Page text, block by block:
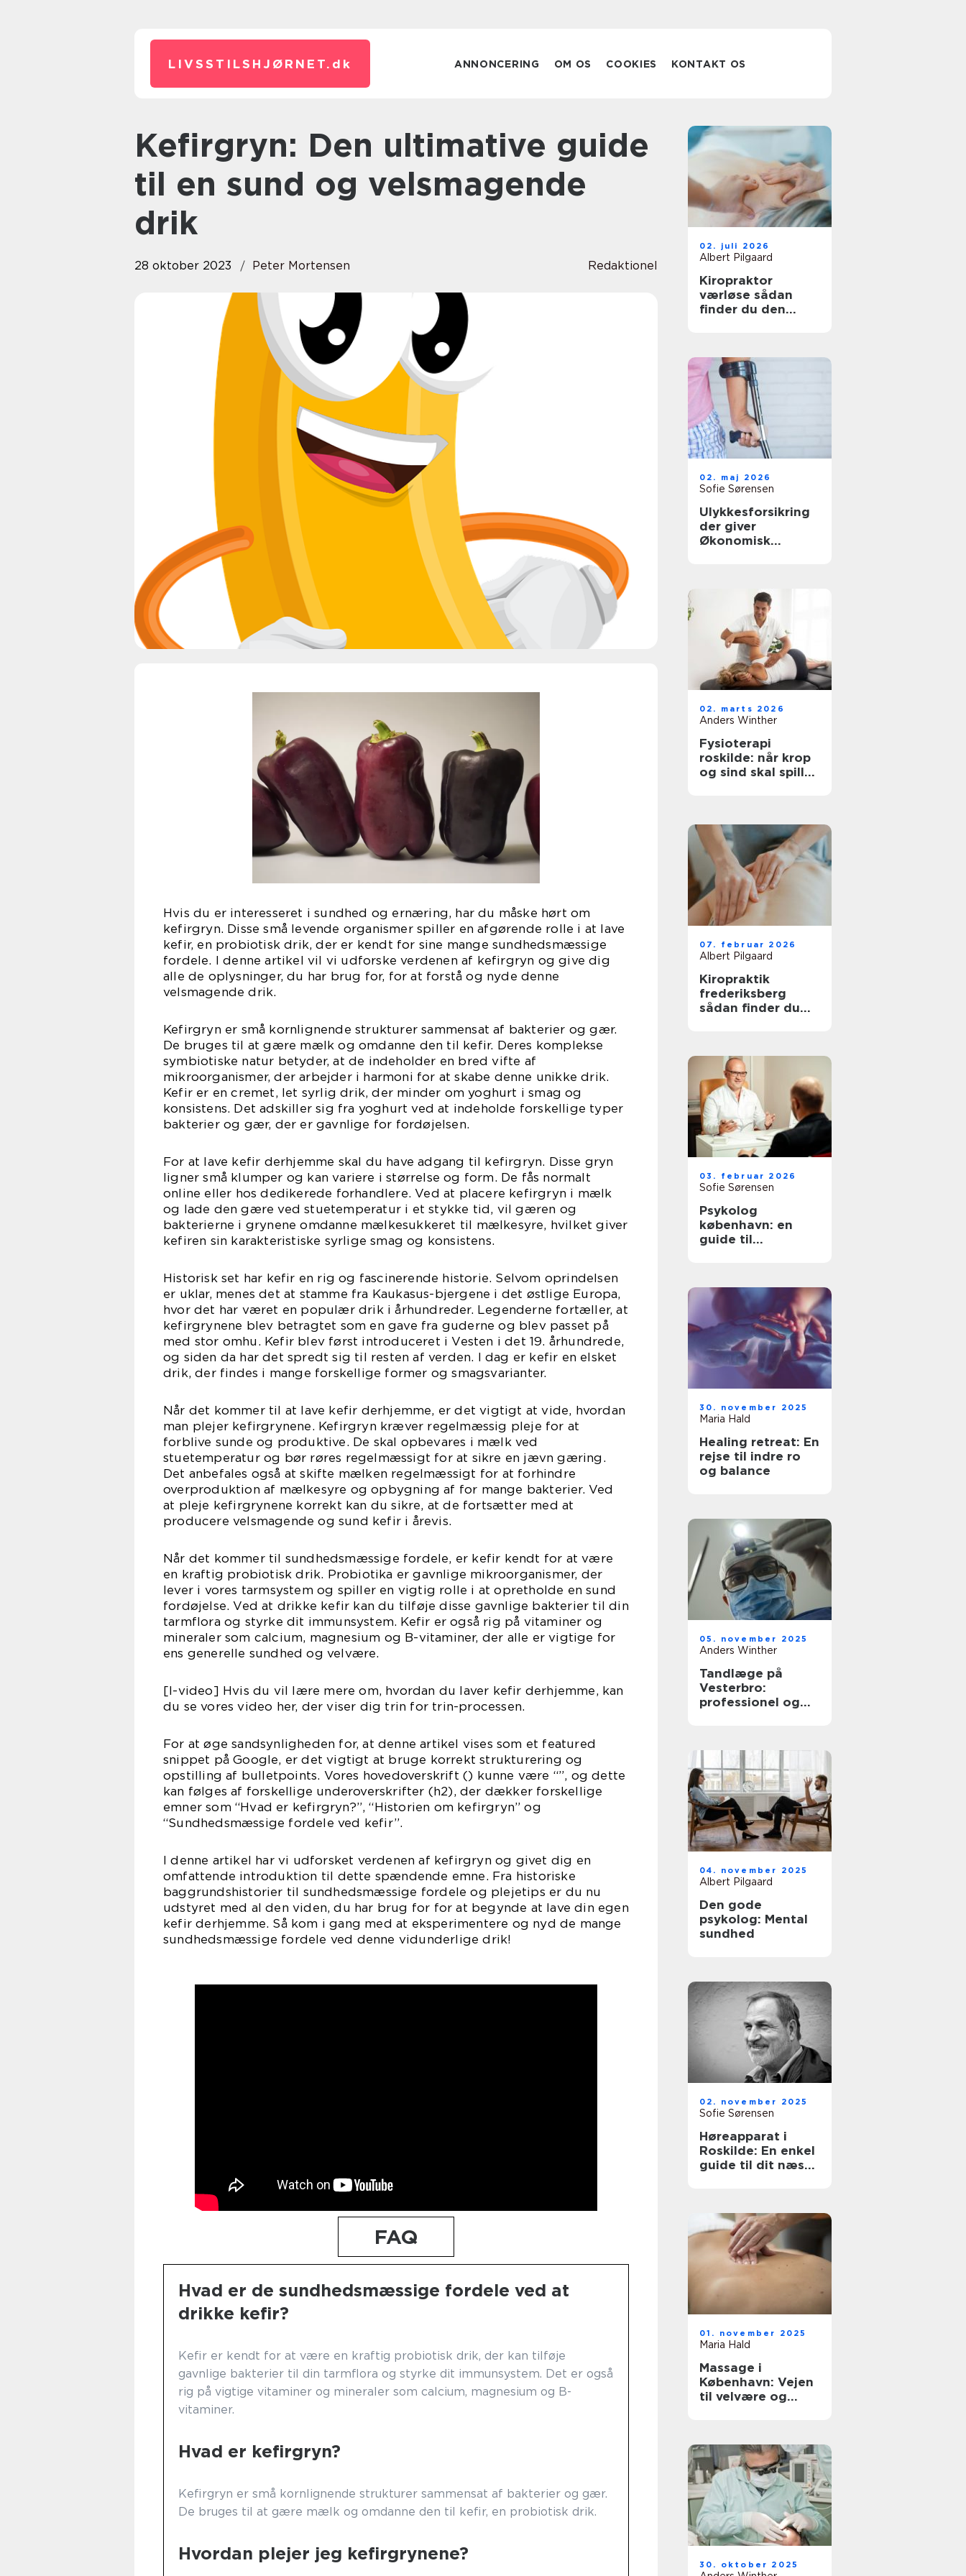
LIVSSTILSHJØRNET. dk ANNONCERING OM OS COOKIES KONTAKT OS
Kefirgryn: Den ultimative guide
til en sund og velsmagende
drik
28 oktober 2023 Peter Mortensen Redaktionel
Hvis du er interesseret i sundhed og ernæring, har du måske hørt om
kefirgryn. Disse små levende organismer spiller en afgørende rolle i at lave
kefir, en probiotisk drik, der er kendt for sine mange sundhedsmæssige
fordele. I denne artikel vil vi udforske verdenen af kefirgryn og give dig
alle de oplysninger, du har brug for, for at forstå og nyde denne
velsmagende drik.
Kefirgryn er små kornlignende strukturer sammensat af bakterier og gær.
De bruges til at gære mælk og omdanne den til kefir. Deres komplekse
symbiotiske natur betyder, at de indeholder en bred vifte af
mikroorganismer, der arbejder i harmoni for at skabe denne unikke drik.
Kefir er en cremet, let syrlig drik, der minder om yoghurt i smag og
konsistens. Det adskiller sig fra yoghurt ved at indeholde forskellige typer
bakterier og gær, der er gavnlige for fordøjelsen.
For at lave kefir derhjemme skal du have adgang til kefirgryn. Disse gryn
ligner små klumper og kan variere i størrelse og form. De fås normalt
online eller hos dedikerede forhandlere. Ved at placere kefirgryn i mælk
og lade den gære ved stuetemperatur i et stykke tid, vil gæren og
bakterierne i grynene omdanne mælkesukkeret til mælkesyre, hvilket giver
kefiren sin karakteristiske syrlige smag og konsistens.
Historisk set har kefir en rig og fascinerende historie. Selvom oprindelsen
er uklar, menes det at stamme fra Kaukasus-bjergene i det østlige Europa,
hvor det har været en populær drik i århundreder. Legenderne fortæller, at
kefirgrynene blev betragtet som en gave fra guderne og blev passet på
med stor omhu. Kefir blev først introduceret i Vesten i det 19. århundrede,
og siden da har det spredt sig til resten af verden. I dag er kefir en elsket
drik, der findes i mange forskellige former og smagsvarianter.
Når det kommer til at lave kefir derhjemme, er det vigtigt at vide, hvordan
man plejer kefirgrynene. Kefirgryn kræver regelmæssig pleje for at
forblive sunde og produktive. De skal opbevares i mælk ved
stuetemperatur og bør røres regelmæssigt for at sikre en jævn gæring.
Det anbefales også at skifte mælken regelmæssigt for at forhindre
overproduktion af mælkesyre og opbygning af for mange bakterier. Ved
at pleje kefirgrynene korrekt kan du sikre, at de fortsætter med at
producere velsmagende og sund kefir i årevis.
Når det kommer til sundhedsmæssige fordele, er kefir kendt for at være
en kraftig probiotisk drik. Probiotika er gavnlige mikroorganismer, der
lever i vores tarmsystem og spiller en vigtig rolle i at opretholde en sund
fordøjelse. Ved at drikke kefir kan du tilføje disse gavnlige bakterier til din
tarmflora og styrke dit immunsystem. Kefir er også rig på vitaminer og
mineraler som calcium, magnesium og B-vitaminer, der alle er vigtige for
ens generelle sundhed og velvære.
[I-video] Hvis du vil lære mere om, hvordan du laver kefir derhjemme, kan
du se vores video her, der viser dig trin for trin-processen.
For at øge sandsynligheden for, at denne artikel vises som et featured
snippet på Google, er det vigtigt at bruge korrekt strukturering og
opstilling af bulletpoints. Vores hovedoverskrift () kunne være “”, og dette
kan følges af forskellige underoverskrifter (h2), der dækker forskellige
emner som “Hvad er kefirgryn?”, “Historien om kefirgryn” og
“Sundhedsmæssige fordele ved kefir”.
I denne artikel har vi udforsket verdenen af kefirgryn og givet dig en
omfattende introduktion til dette spændende emne. Fra historiske
baggrundshistorier til sundhedsmæssige fordele og plejetips er du nu
udstyret med al den viden, du har brug for for at begynde at lave din egen
kefir derhjemme. Så kom i gang med at eksperimentere og nyd de mange
sundhedsmæssige fordele ved denne vidunderlige drik!
FAQ
Hvad er de sundhedsmæssige fordele ved at
drikke kefir?
Kefir er kendt for at være en kraftig probiotisk drik, der kan tilføje
gavnlige bakterier til din tarmflora og styrke dit immunsystem. Det er også
rig på vigtige vitaminer og mineraler som calcium, magnesium og B-
vitaminer.
Hvad er kefirgryn?
Kefirgryn er små kornlignende strukturer sammensat af bakterier og gær.
De bruges til at gære mælk og omdanne den til kefir, en probiotisk drik.
Hvordan plejer jeg kefirgrynene?
02. juli 2026
Albert Pilgaard
Kiropraktor
værløse sådan
finder du den
02. maj 2026
Sofie Sørensen
Ulykkesforsikring
der giver
Økonomisk
02. marts 2026
Anders Winther
Fysioterapi
roskilde: når krop
og sind skal spille
07. februar 2026
Albert Pilgaard
Kiropraktik
frederiksberg
sådan finder du
03. februar 2026
Sofie Sørensen
Psykolog
københavn: en
guide til
30. november 2025
Maria Hald
Healing retreat: En
rejse til indre ro
og balance
05. november 2025
Anders Winther
Tandlæge på
Vesterbro:
professionel og
04. november 2025
Albert Pilgaard
Den gode
psykolog: Mental
sundhed
02. november 2025
Sofie Sørensen
Høreapparat i
Roskilde: En enkel
guide til dit næste
01. november 2025
Maria Hald
Massage i
København: Vejen
til velvære og
30. oktober 2025